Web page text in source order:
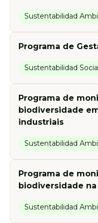
Sustentabilidad
Programa de
Sustentabilidad
Programa de
biodiversidade
industriais
Sustentabilidad
Programa de
biodiversidade
Sustentabilidad